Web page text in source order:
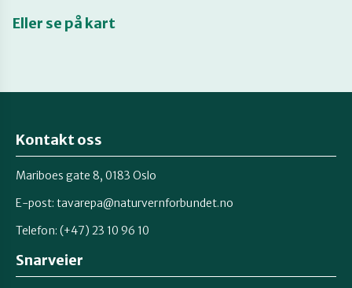
Eller se på kart
Kontakt oss
Mariboes gate 8, 0183 Oslo
E-post: tavarepa@naturvernforbundet.no
Telefon: (+47) 23 10 96 10
Snarveier